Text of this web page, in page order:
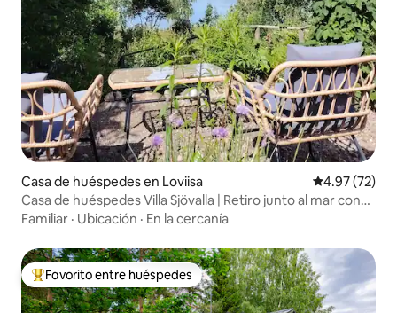
Casa de huéspedes en Loviisa Calificación
4.97 (72)
Casa de huéspedes Villa Sjövalla | Retiro junto al mar con
aire acondicionado
Familiar · Ubicación · En la cercanía
Favorito entre huéspedes preferido
Favorito entre huéspedes